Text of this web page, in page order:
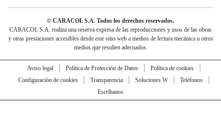
© CARACOL S.A. Todos los derechos reservados.
CARACOL S.A. realiza una reserva expresa de las reproducciones y usos de las obras
y otras prestaciones accesibles desde este sitio web a medios de lectura mecánica u otros
medios que resulten adecuados.
Aviso legal Política de Protección de Datos
Política de cookies
Configuración de cookies
Transparencia Soluciones W
Teléfonos
Escríbanos